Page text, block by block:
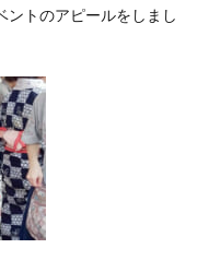
ントのアピールをしまし